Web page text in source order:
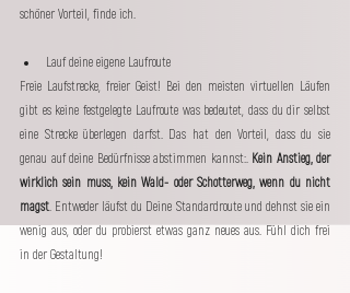
schöner Vorteil, finde ich.
Lauf deine eigene Laufroute
Freie Laufstrecke, freier Geist! Bei den meisten virtuellen Läufen
gibt es keine festgelegte Laufroute was bedeutet, dass du dir selbst
eine Strecke überlegen darfst. Das hat den Vorteil, dass du sie
genau auf deine Bedürfnisse abstimmen kannst:. Kein Anstieg, der
wirklich sein muss, kein Wald- oder Schotterweg, wenn du nicht
magst. Entweder läufst du Deine Standardroute und dehnst sie ein
wenig aus, oder du probierst etwas ganz neues aus. Fühl dich frei
in der Gestaltung!